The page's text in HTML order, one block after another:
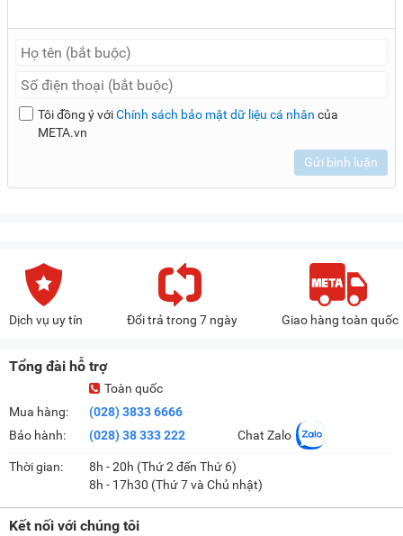
Tôi đồng ý vớiChính sách bảo mật dữ liệu cá nhân của
META.vn
Gửi bình luận
Dịch vụ uy tín Đổi trả trong 7 ngày Giao hàng toàn quốc
Tổng đài hỗ trợ
Mua hàng:
Bảo hành:
Toàn quốc
(028) 3833 6666
(028) 38 333 222
Chat Zalo
Thời gian:
8h - 20h (Thứ 2 đến Thứ 6)
8h - 17h30 (Thứ 7 và Chủ nhật)
Kết nối với chúng tôi